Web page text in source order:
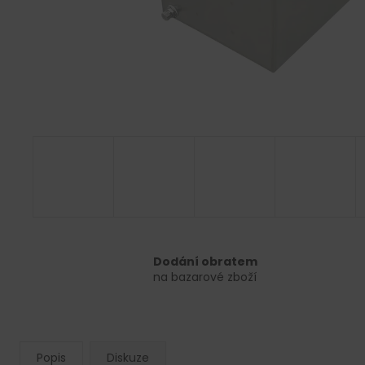
Dodání obratem
na bazarové zboží
Popis Diskuze